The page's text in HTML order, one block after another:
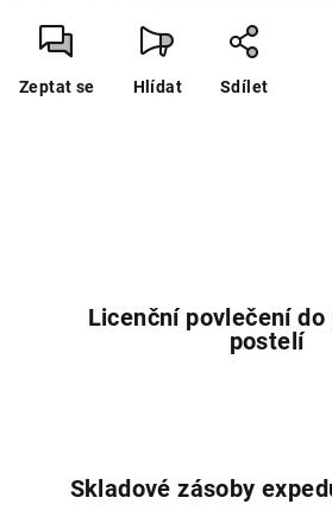
Zeptat se Hlídat Sdílet
Licenční povlečení
postelí
Skladové zásoby